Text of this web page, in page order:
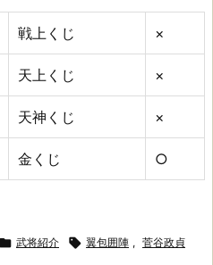
戦上くじ ×
天上くじ ×
天神くじ ×
金くじ ○
 武将紹介  翼包囲陣 , 菅谷政貞